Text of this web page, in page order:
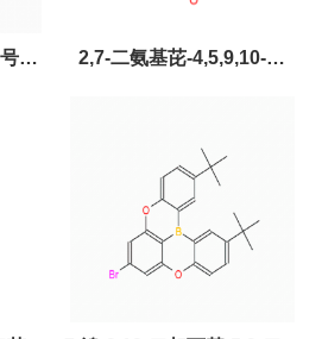
2,7-二氨基芘-4,5,9,10-四
现货促销，可分装，高校研
究所 先发后付